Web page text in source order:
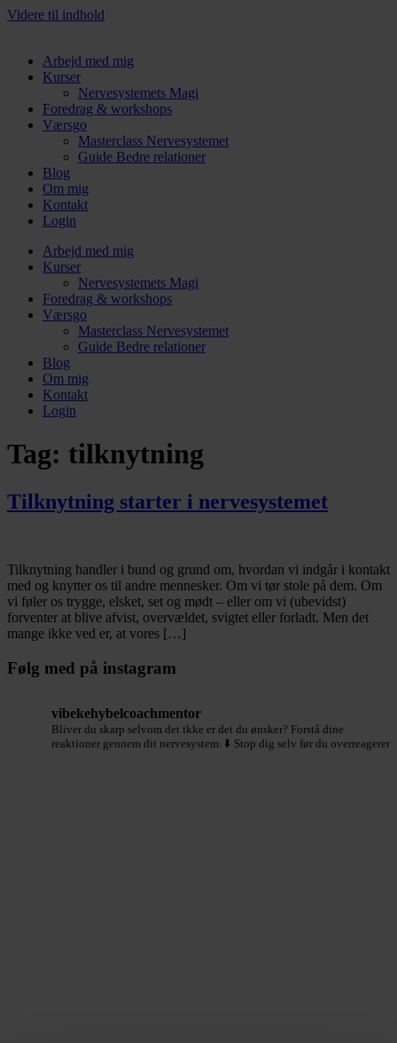
Videre til indhold
Arbejd med mig
Kurser
Nervesystemets Magi
Foredrag & workshops
Værsgo
Masterclass Nervesystemet
Guide Bedre relationer
Blog
Om mig
Kontakt
Login
Arbejd med mig
Kurser
Nervesystemets Magi
Foredrag & workshops
Værsgo
Masterclass Nervesystemet
Guide Bedre relationer
Blog
Om mig
Kontakt
Login
Tag: tilknytning
Tilknytning starter i nervesystemet
Tilknytning handler i bund og grund om, hvordan vi indgår i kontakt
med og knytter os til andre mennesker. Om vi tør stole på dem. Om
vi føler os trygge, elsket, set og mødt – eller om vi (ubevidst)
forventer at blive afvist, overvældet, svigtet eller forladt. Men det
mange ikke ved er, at vores […]
Følg med på instagram
vibekehybelcoachmentor
Bliver du skarp selvom det ikke er det du ønsker? Forstå dine
reaktioner gennem dit nervesystem. ⬇️ Stop dig selv før du overreagerer